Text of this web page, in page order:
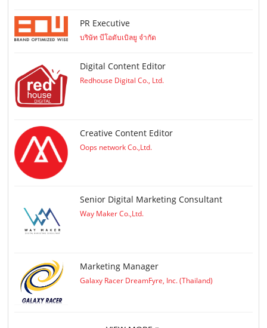
PR Executive
บริษัท บีโอดับเบิลยู จำกัด
Digital Content Editor
Redhouse Digital Co., Ltd.
Creative Content Editor
Oops network Co.,Ltd.
Senior Digital Marketing Consultant
Way Maker Co.,Ltd.
Marketing Manager
Galaxy Racer DreamFyre, Inc. (Thailand)